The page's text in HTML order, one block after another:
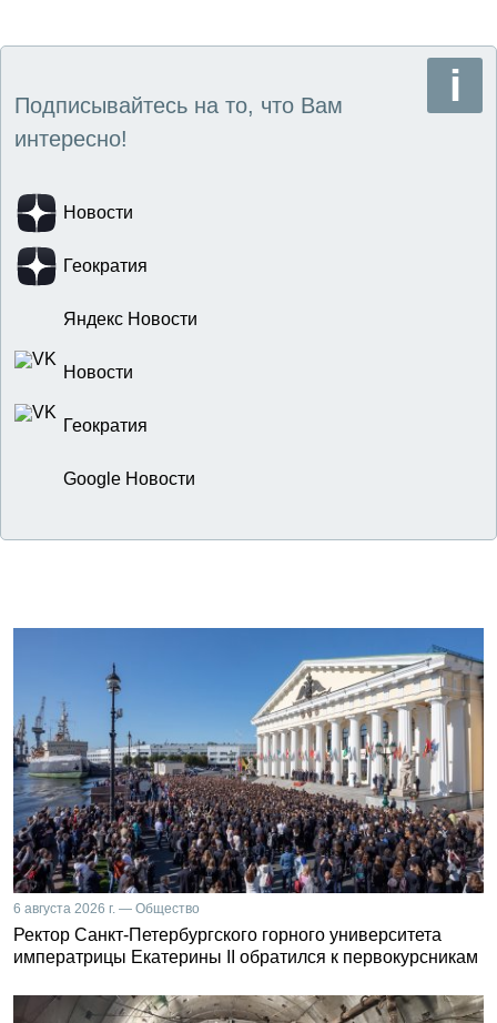
Подписывайтесь на то, что Вам
интересно!
Новости
Геократия
Яндекс Новости
Новости
Геократия
Google Новости
6 августа 2026 г. — Общество
Ректор Санкт-Петербургского горного университета
императрицы Екатерины II обратился к первокурсникам